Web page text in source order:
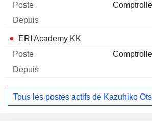
ERI Academy KK
Tous les postes actifs de Kazuhiko